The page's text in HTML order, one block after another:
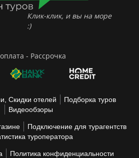
Клик-клик, и вы на море
:)
- Рассрочка
Скидки отелей
Подборка туров
Видеообзоры
Подключение для турагентств
туроператора
Политика конфиденциальности